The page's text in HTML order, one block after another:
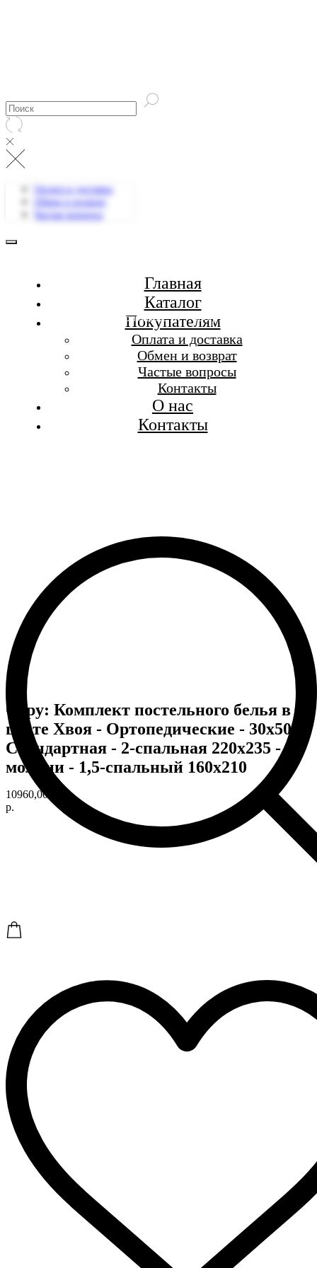
Бесплатная доставка при заказе от 7 000 р.
Оплата и доставка
Обмен и возврат
Частые вопросы
Главная
Каталог
Покупателям
Оплата и доставка
Обмен и возврат
Частые вопросы
Контакты
О нас
Контакты
Copy: Комплект постельного белья в
цвете Хвоя - Ортопедические - 30х50 -
Стандартная - 2-спальная 220х235 - на
молнии - 1,5-спальный 160х210
10960,00
р.